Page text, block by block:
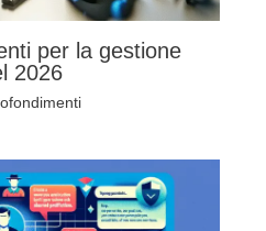
per la gestione
2026